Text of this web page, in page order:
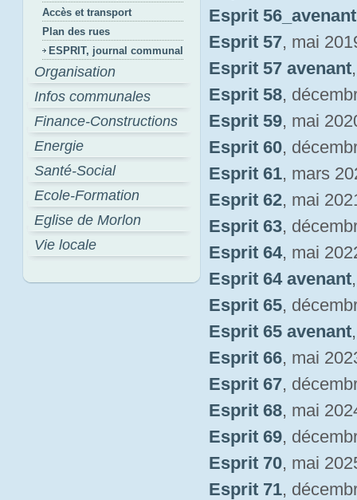
Accès et transport
Plan des rues
ESPRIT, journal communal
Organisation
Infos communales
Finance-Constructions
Energie
Santé-Social
Ecole-Formation
Eglise de Morlon
Vie locale
Esprit 56_avenant
Esprit 57, mai
Esprit 57 avenant
Esprit 58,
Esprit 59, mai
Esprit 60,
Esprit 61, mars
Esprit 62, mai
Esprit 63,
Esprit 64, mai
Esprit 64 avenant
Esprit 65,
Esprit 65 avenant
Esprit 66, mai
Esprit 67,
Esprit 68, mai
Esprit 69,
Esprit 70, mai
Esprit 71,